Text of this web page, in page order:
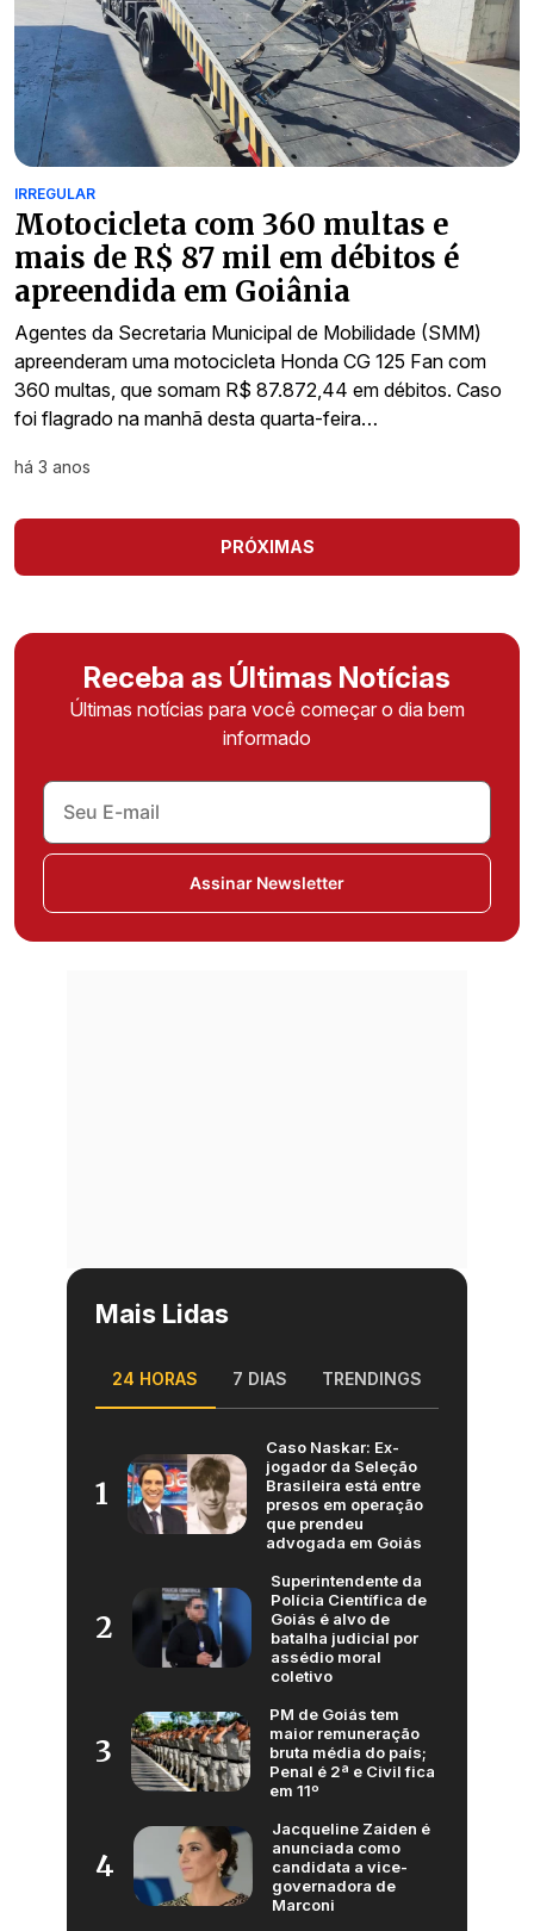
IRREGULAR
Motocicleta com 360 multas e
mais de R$ 87 mil em débitos é
apreendida em Goiânia
Agentes da Secretaria Municipal de Mobilidade (SMM)
apreenderam uma motocicleta Honda CG 125 Fan com
360 multas, que somam R$ 87.872,44 em débitos. Caso
foi flagrado na manhã desta quarta-feira…
há 3 anos
PRÓXIMAS
Receba as Últimas Notícias
Últimas notícias para você começar o dia bem
informado
Assinar Newsletter
Mais Lidas
24 HORAS 7 DIAS TRENDINGS
1
Caso Naskar: Ex-
jogador da Seleção
Brasileira está entre
presos em operação
que prendeu
advogada em Goiás
2
Superintendente da
Polícia Científica de
Goiás é alvo de
batalha judicial por
assédio moral
coletivo
3
PM de Goiás tem
maior remuneração
bruta média do país;
Penal é 2ª e Civil fica
em 11º
4
Jacqueline Zaiden é
anunciada como
candidata a vice-
governadora de
Marconi